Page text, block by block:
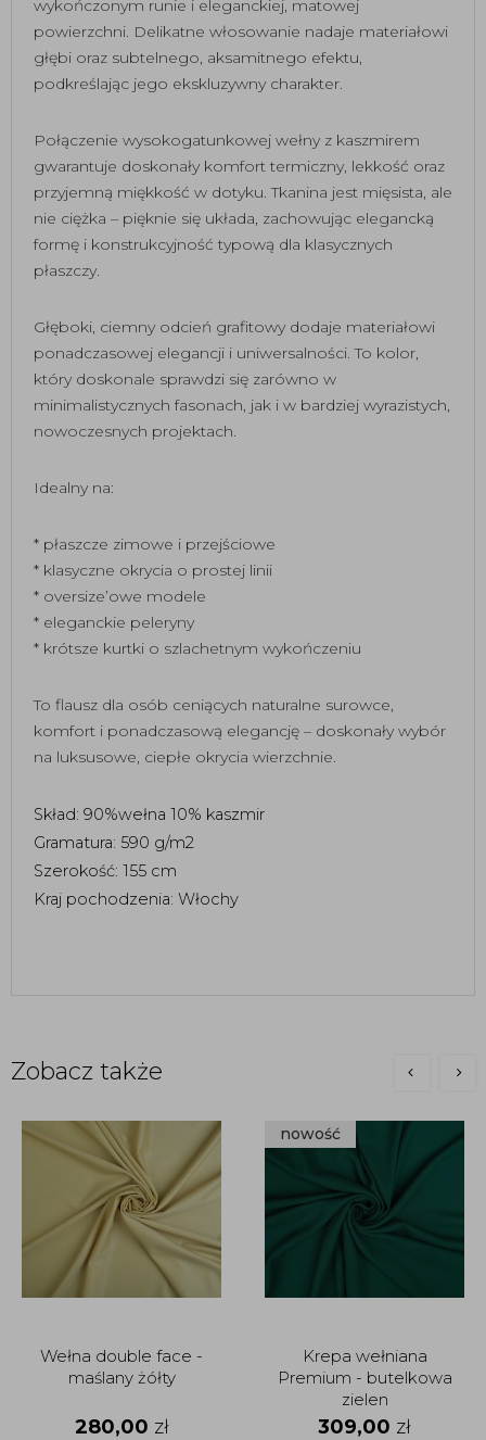
wykończonym runie i eleganckiej, matowej
powierzchni. Delikatne włosowanie nadaje materiałowi
głębi oraz subtelnego, aksamitnego efektu,
podkreślając jego ekskluzywny charakter.
Połączenie wysokogatunkowej wełny z kaszmirem
gwarantuje doskonały komfort termiczny, lekkość oraz
przyjemną miękkość w dotyku. Tkanina jest mięsista, ale
nie ciężka – pięknie się układa, zachowując elegancką
formę i konstrukcyjność typową dla klasycznych
płaszczy.
Głęboki, ciemny odcień grafitowy dodaje materiałowi
ponadczasowej elegancji i uniwersalności. To kolor,
który doskonale sprawdzi się zarówno w
minimalistycznych fasonach, jak i w bardziej wyrazistych,
nowoczesnych projektach.
Idealny na:
* płaszcze zimowe i przejściowe
* klasyczne okrycia o prostej linii
* oversize’owe modele
* eleganckie peleryny
* krótsze kurtki o szlachetnym wykończeniu
To flausz dla osób ceniących naturalne surowce,
komfort i ponadczasową elegancję – doskonały wybór
na luksusowe, ciepłe okrycia wierzchnie.
Skład: 90%wełna 10% kaszmir
Gramatura: 590 g/m2
Szerokość: 155 cm
Kraj pochodzenia: Włochy
Zobacz także
Wełna double face -
maślany żółty
280,00 zł
nowość
Krepa wełniana
Premium - butelkowa
zielen
309,00 zł